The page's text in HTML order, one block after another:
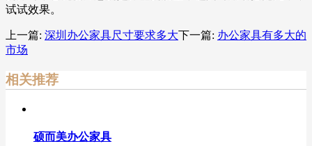
试试效果。
上一篇: 深圳办公家具尺寸要求多大下一篇: 办公家具有多大的
市场
相关推荐
硕而美办公家具